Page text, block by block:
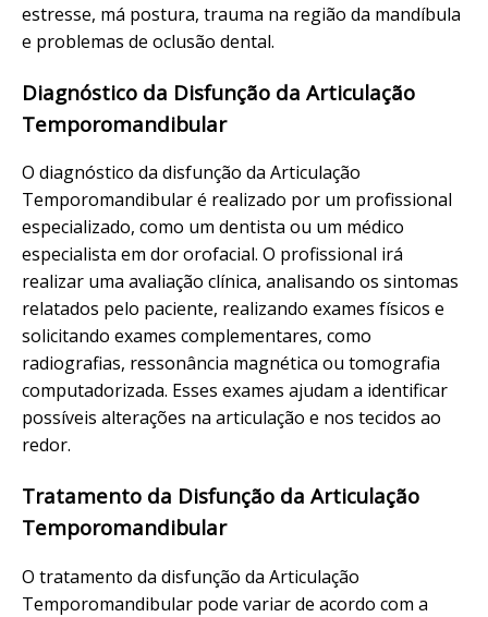
estresse, má postura, trauma na região da mandíbula
e problemas de oclusão dental.
Diagnóstico da Disfunção da Articulação
Temporomandibular
O diagnóstico da disfunção da Articulação
Temporomandibular é realizado por um profissional
especializado, como um dentista ou um médico
especialista em dor orofacial. O profissional irá
realizar uma avaliação clínica, analisando os sintomas
relatados pelo paciente, realizando exames físicos e
solicitando exames complementares, como
radiografias, ressonância magnética ou tomografia
computadorizada. Esses exames ajudam a identificar
possíveis alterações na articulação e nos tecidos ao
redor.
Tratamento da Disfunção da Articulação
Temporomandibular
O tratamento da disfunção da Articulação
Temporomandibular pode variar de acordo com a